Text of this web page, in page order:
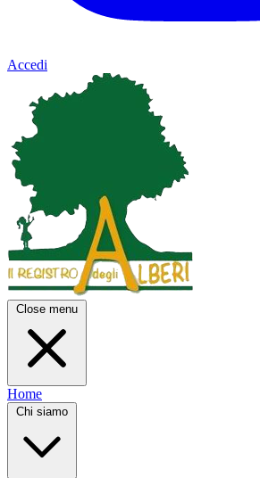
Accedi
Close menu
Home
Chi siamo